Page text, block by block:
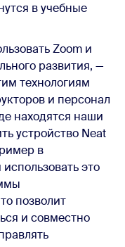
в учебные
Zoom и
развития, —
технологиям
и персонал
находятся наши
устройство Neat
в
это
позволит
и совместно